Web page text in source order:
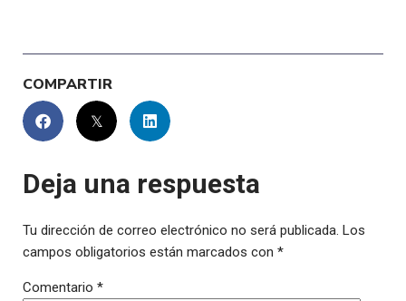
COMPARTIR
Deja una respuesta
Tu dirección de correo electrónico no será publicada. Los
campos obligatorios están marcados con *
Comentario *